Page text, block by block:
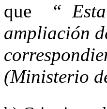
que “ Esta
ampliación
(Ministerio